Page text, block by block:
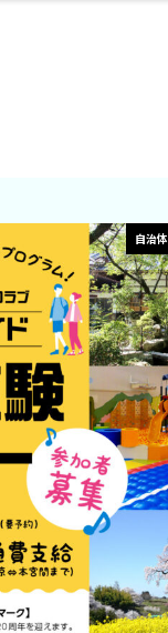
ランチ
その他
その他
その他
自治